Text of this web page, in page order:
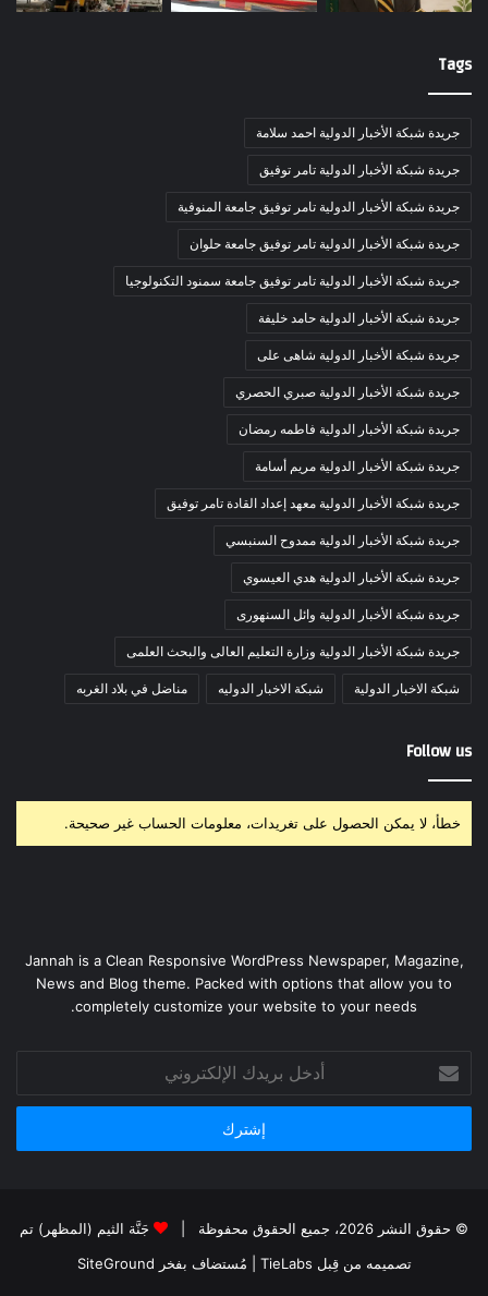
Tags
جريدة شبكة الأخبار الدولية احمد سلامة
جريدة شبكة الأخبار الدولية تامر توفيق
جريدة شبكة الأخبار الدولية تامر توفيق جامعة المنوفية
جريدة شبكة الأخبار الدولية تامر توفيق جامعة حلوان
جريدة شبكة الأخبار الدولية تامر توفيق جامعة سمنود التكنولوجيا
جريدة شبكة الأخبار الدولية حامد خليفة
جريدة شبكة الأخبار الدولية شاهى على
جريدة شبكة الأخبار الدولية صبري الحصري
جريدة شبكة الأخبار الدولية فاطمه رمضان
جريدة شبكة الأخبار الدولية مريم أسامة
جريدة شبكة الأخبار الدولية معهد إعداد القادة تامر توفيق
جريدة شبكة الأخبار الدولية ممدوح السنبسي
جريدة شبكة الأخبار الدولية هدي العيسوي
جريدة شبكة الأخبار الدولية وائل السنهورى
جريدة شبكة الأخبار الدولية وزارة التعليم العالى والبحث العلمى
شبكة الاخبار الدولية شبكة الاخبار الدوليه مناضل في بلاد الغربه
Follow us
خطأ، لا يمكن الحصول على تغريدات، معلومات الحساب غير صحيحة.
Jannah is a Clean Responsive WordPress Newspaper, Magazine,
News and Blog theme. Packed with options that allow you to
completely customize your website to your needs.
بريدك
الإلكتروني
© حقوق النشر 2026، جميع الحقوق محفوظة |
جَنَّة الثيم (المظهر) تم
تصميمه من قِبل TieLabs
| مُستضاف بفخر SiteGround